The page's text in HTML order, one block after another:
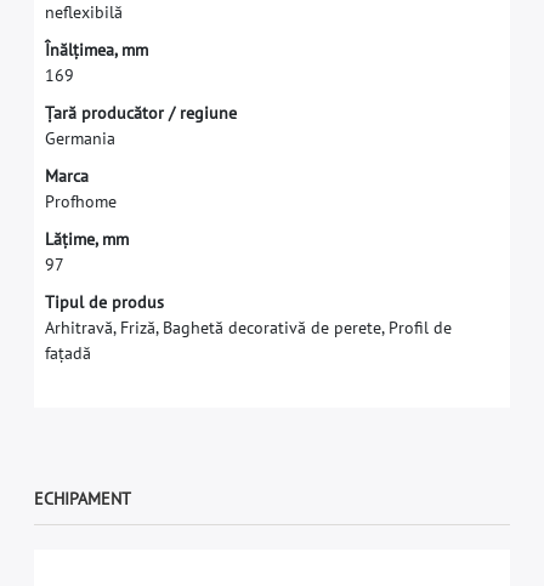
nefexibilă
Înălțimea, mm
169
Țară producător / regiune
Germania
Marca
Profhome
Lățime, mm
97
Tipul de produs
Arhitravă, Friză, Baghetă decorativă de perete, Profil de
fațadă
ECHIPAMENT